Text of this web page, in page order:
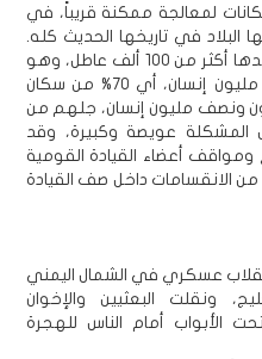
لمعالجة ممكنة قريباً، في
البلاد في تاريخها الحديث كله.
وقد بلغ عدد العاطلين في عدن وحدها أكثر من 100 ألف عاطل، وهو
رقم كبير نسبياً يمكن أن يصل إلى مليون إنسان، أي 70% من سكان
ونصف مليون إنسان، جلهم من
عويصة وكبيرة، وقد
أعضاء القيادة القومية
من الانقسامات داخل صف القيادة
عسكري في الشمال اليمني
ونقلت البعثيين والإخوان
الأبواب أمام الناس للهجرة